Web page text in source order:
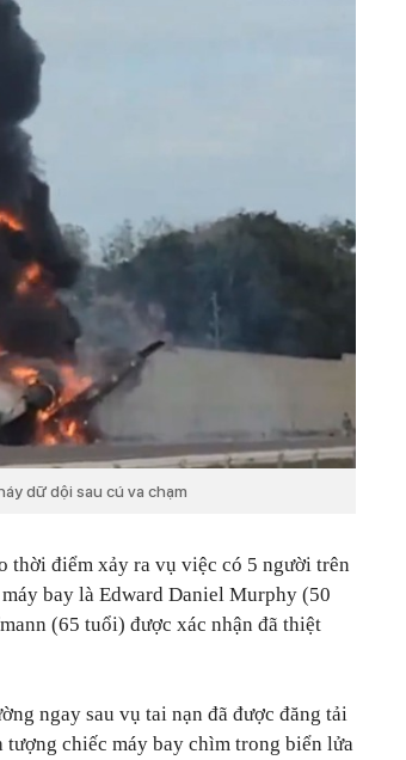
dữ dội sau cú va chạm
thời điểm xảy ra vụ việc có 5 người trên
bay là Edward Daniel Murphy (50
(65 tuổi) được xác nhận đã thiệt
ngay sau vụ tai nạn đã được đăng tải
chiếc máy bay chìm trong biển lửa